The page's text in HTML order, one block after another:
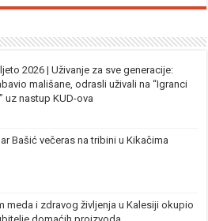
2026 | Uživanje za sve generacije:
mališane, odrasli uživali na “Igranci
uz nastup KUD-ova
Bašić večeras na tribini u Kikačima
meda i zdravog življenja u Kalesiji okupio